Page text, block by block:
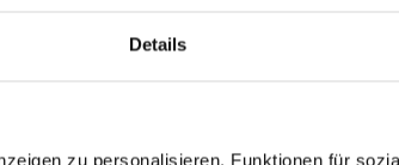
Details
zu personalisieren, Funktionen für